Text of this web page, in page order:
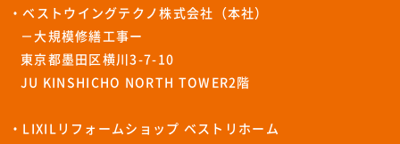
・ベストウイングテクノ株式会社（本社）
－大規模修繕工事ー
東京都墨田区横川3-7-10
JU KINSHICHO NORTH TOWER2階
・LIXILリフォームショップ ベストリホーム